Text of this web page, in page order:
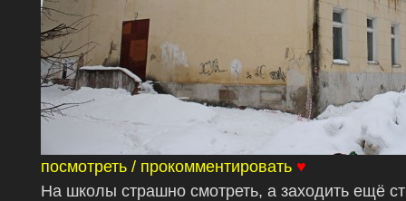
посмотреть / прокомментировать ♥
На школы страшно смотреть, а заходить ещё